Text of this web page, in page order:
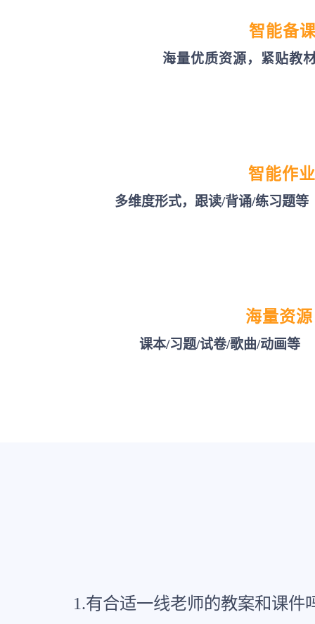
智能备
海量优质资源，紧贴教
智能作业
多维度形式，跟读/背诵/练习题等
海量资源
课本/习题/试卷/歌曲/动画等
1.有合适一线老师的教案和课件